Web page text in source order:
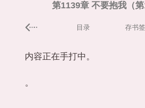
第1139章 不要抱我（第
目录 存书签
内容正在手打中。
。